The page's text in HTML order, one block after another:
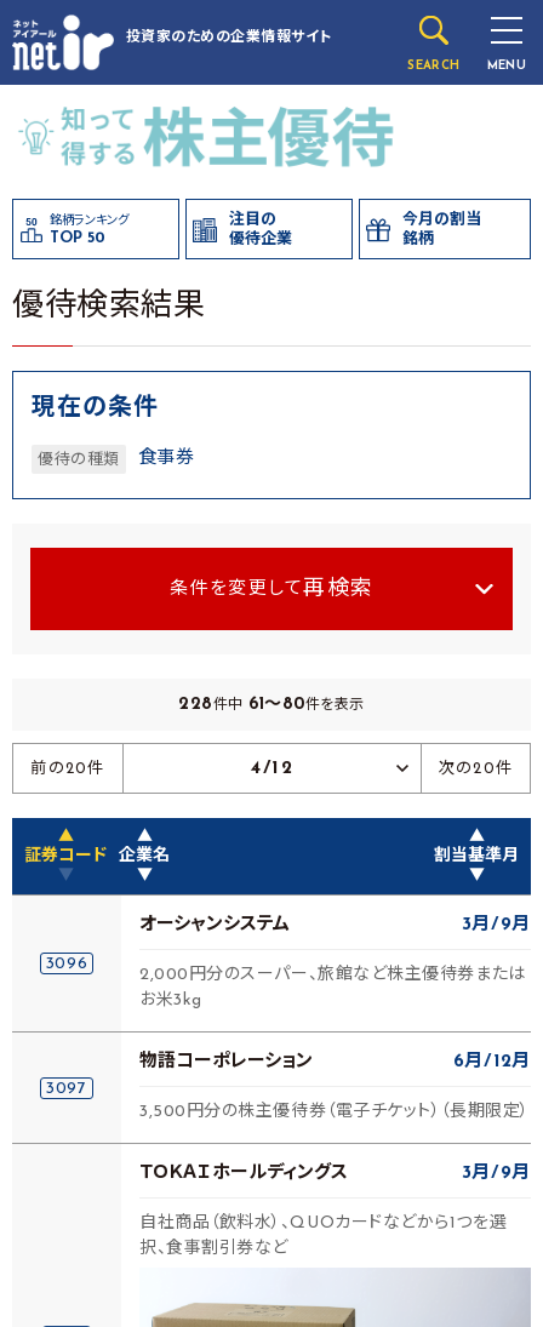
投資家のための企業情報サイト
SEARCH MENU
銘柄ランキング
TOP 50
注目の
優待企業
今月の割当
銘柄
優待検索結果
現在の条件
優待の種類 食事券
条件を変更して 再検索
228件中 61～80件を表示
前の20件 4/12 次の20件
▲
証券コード
▼
▲
企業名
▼
▲
割当基準月
▼
3096
オーシャンシステム 3月 9月
2,000円分のスーパー、旅館など株主優待券または
お米3kg
3097
物語コーポレーション 6月 12月
3,500円分の株主優待券（電子チケット）（長期限定）
ＴＯＫＡＩホールディングス 3月 9月
自社商品（飲料水）、QUOカードなどから1つを選
択、食事割引券など